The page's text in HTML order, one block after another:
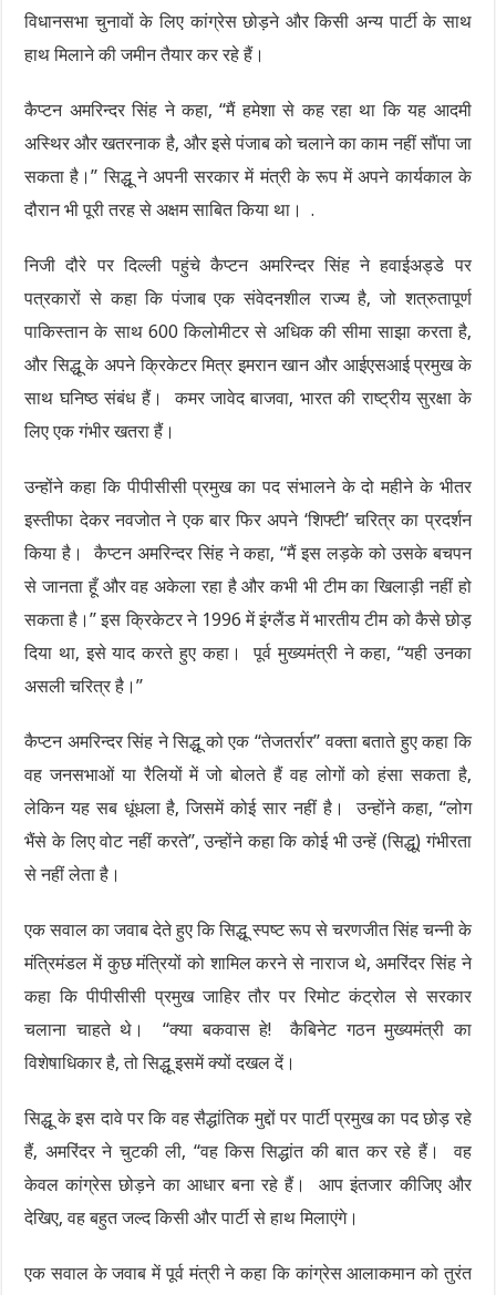
विधानसभा चुनावों के लिए कांग्रेस छोड़ने और किसी अन्य पार्टी के साथ
हाथ मिलाने की जमीन तैयार कर रहे हैं।
कैप्टन अमरिन्दर सिंह ने कहा, “मैं हमेशा से कह रहा था कि यह आदमी
अस्थिर और खतरनाक है, और इसे पंजाब को चलाने का काम नहीं सौंपा जा
सकता है।” सिद्धू ने अपनी सरकार में मंत्री के रूप में अपने कार्यकाल के
दौरान भी पूरी तरह से अक्षम साबित किया था। .
निजी दौरे पर दिल्ली पहुंचे कैप्टन अमरिन्दर सिंह ने हवाईअड्डे पर
पत्रकारों से कहा कि पंजाब एक संवेदनशील राज्य है, जो शत्रुतापूर्ण
पाकिस्तान के साथ 600 किलोमीटर से अधिक की सीमा साझा करता है,
और सिद्धू के अपने क्रिकेटर मित्र इमरान खान और आईएसआई प्रमुख के
साथ घनिष्ठ संबंध हैं। कमर जावेद बाजवा, भारत की राष्ट्रीय सुरक्षा के
लिए एक गंभीर खतरा हैं।
उन्होंने कहा कि पीपीसीसी प्रमुख का पद संभालने के दो महीने के भीतर
इस्तीफा देकर नवजोत ने एक बार फिर अपने ‘शिफ्टी’ चरित्र का प्रदर्शन
किया है। कैप्टन अमरिन्दर सिंह ने कहा, “मैं इस लड़के को उसके बचपन
से जानता हूँ और वह अकेला रहा है और कभी भी टीम का खिलाड़ी नहीं हो
सकता है।” इस क्रिकेटर ने 1996 में इंग्लैंड में भारतीय टीम को कैसे छोड़
दिया था, इसे याद करते हुए कहा। पूर्व मुख्यमंत्री ने कहा, “यही उनका
असली चरित्र है।”
कैप्टन अमरिन्दर सिंह ने सिद्धू को एक “तेजतर्रार” वक्ता बताते हुए कहा कि
वह जनसभाओं या रैलियों में जो बोलते हैं वह लोगों को हंसा सकता है,
लेकिन यह सब धूंधला है, जिसमें कोई सार नहीं है। उन्होंने कहा, “लोग
भैंसे के लिए वोट नहीं करते”, उन्होंने कहा कि कोई भी उन्हें (सिद्धू) गंभीरता
से नहीं लेता है।
एक सवाल का जवाब देते हुए कि सिद्धू स्पष्ट रूप से चरणजीत सिंह चन्नी के
मंत्रिमंडल में कुछ मंत्रियों को शामिल करने से नाराज थे, अमरिंदर सिंह ने
कहा कि पीपीसीसी प्रमुख जाहिर तौर पर रिमोट कंट्रोल से सरकार
चलाना चाहते थे। “क्या बकवास हे! कैबिनेट गठन मुख्यमंत्री का
विशेषाधिकार है, तो सिद्धू इसमें क्यों दखल दें।
सिद्धू के इस दावे पर कि वह सैद्धांतिक मुद्दों पर पार्टी प्रमुख का पद छोड़ रहे
हैं, अमरिंदर ने चुटकी ली, “वह किस सिद्धांत की बात कर रहे हैं। वह
केवल कांग्रेस छोड़ने का आधार बना रहे हैं। आप इंतजार कीजिए और
देखिए, वह बहुत जल्द किसी और पार्टी से हाथ मिलाएंगे।
एक सवाल के जवाब में पूर्व मंत्री ने कहा कि कांग्रेस आलाकमान को तुरंत